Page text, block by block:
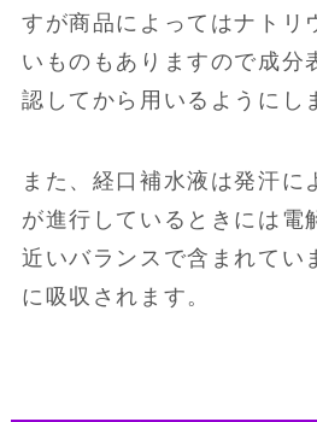
すが商品によってはナトリ
いものもありますので成分
認してから用いるようにし
また、経口補水液は発汗に
が進行しているときには電
近いバランスで含まれてい
に吸収されます。